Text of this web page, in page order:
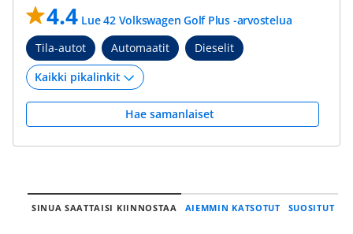
4.4 Lue 42 Volkswagen Golf Plus -arvostelua
Tila-autot
Automaatit Dieselit
Hae samanlaiset
SINUA SAATTAISI KIINNOSTAA AIEMMIN KATSOTUT SUOSITUT